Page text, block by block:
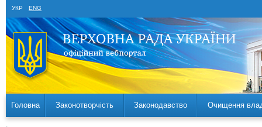
УКР ENG
Головна Законотворчість Законодавство Очищення